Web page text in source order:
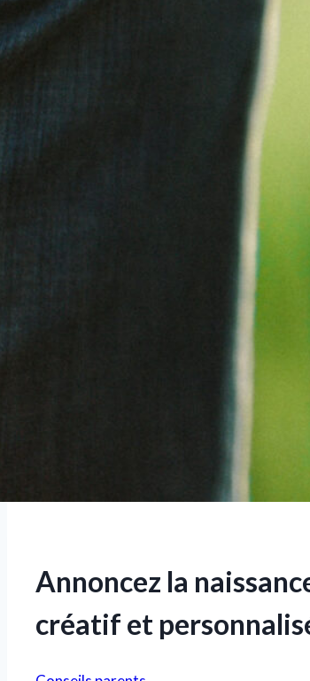
Annoncez la
créatif et